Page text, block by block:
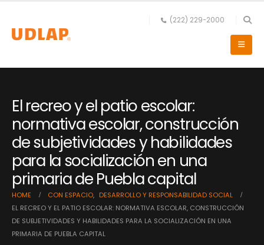
(222) 229-2000
El recreo y el patio escolar:
normativa escolar, construcción
de subjetividades y habilidades
para la socialización en una
primaria de Puebla capital
HOME CON ESPACIO, DESARROLLO Y RESPONSABILIDAD SOCIAL
EL RECREO Y EL PATIO ESCOLAR: NORMATIVA ESCOLAR, CONSTRUCCIÓN
DE SUBJETIVIDADES Y HABILIDADES PARA LA SOCIALIZACIÓN EN UNA
PRIMARIA DE PUEBLA CAPITAL